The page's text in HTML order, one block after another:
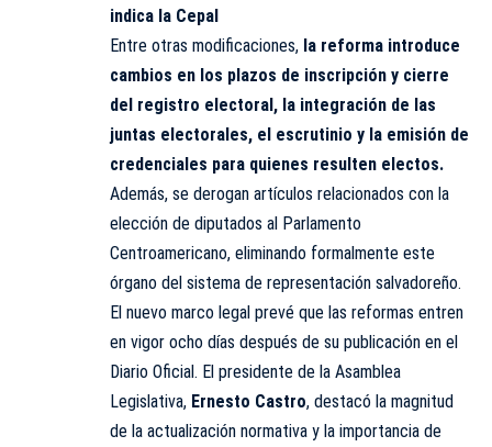
indica la Cepal
Entre otras modificaciones, la reforma introduce
cambios en los plazos de inscripción y cierre
del registro electoral, la integración de las
juntas electorales, el escrutinio y la emisión de
credenciales para quienes resulten electos.
Además, se derogan artículos relacionados con la
elección de diputados al Parlamento
Centroamericano, eliminando formalmente este
órgano del sistema de representación salvadoreño.
El nuevo marco legal prevé que las reformas entren
en vigor ocho días después de su publicación en el
Diario Oficial. El presidente de la Asamblea
Legislativa, Ernesto Castro, destacó la magnitud
de la actualización normativa y la importancia de